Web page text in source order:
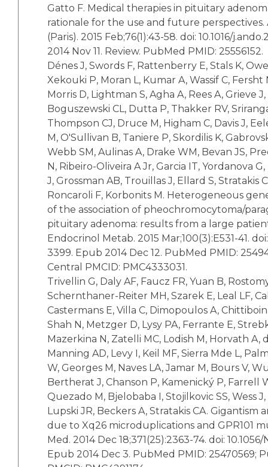
Gatto F. Medical therapies in pituitary
rationale for the use and future perspectives.
(Paris). 2015 Feb;76(1):43-58. doi: 10.1016/
2014 Nov 11. Review. PubMed PMID: 25556152.
Dénes J, Swords F, Rattenberry E, Stals K,
Xekouki P, Moran L, Kumar A, Wassif C, Fersht
Morris D, Lightman S, Agha A, Rees A, Grieve
Boguszewski CL, Dutta P, Thakker RV,
Thompson CJ, Druce M, Higham C, Davis J,
M, O'Sullivan B, Taniere P, Skordilis K,
Webb SM, Aulinas A, Drake WM, Bevan JS,
N, Ribeiro-Oliveira A Jr, Garcia IT, Yordanova
J, Grossman AB, Trouillas J, Ellard S, Stratakis
Roncaroli F, Korbonits M. Heterogeneous
of the association of pheochromocytoma/
pituitary adenoma: results from a large
Endocrinol Metab. 2015 Mar;100(3):E531-41. doi:
3399. Epub 2014 Dec 12. PubMed PMID:
Central PMCID: PMC4333031.
Trivellin G, Daly AF, Faucz FR, Yuan B,
Schernthaner-Reiter MH, Szarek E, Leal LF,
Castermans E, Villa C, Dimopoulos A,
Shah N, Metzger D, Lysy PA, Ferrante E,
Mazerkina N, Zatelli MC, Lodish M, Horvath A,
Manning AD, Levy I, Keil MF, Sierra Mde L,
W, Georges M, Naves LA, Jamar M, Bours V,
Bertherat J, Chanson P, Kamenický P, Farrell
Quezado M, Bjelobaba I, Stojilkovic SS, Wess J,
Lupski JR, Beckers A, Stratakis CA. Gigantism
due to Xq26 microduplications and GPR101
Med. 2014 Dec 18;371(25):2363-74. doi:
Epub 2014 Dec 3. PubMed PMID: 25470569;